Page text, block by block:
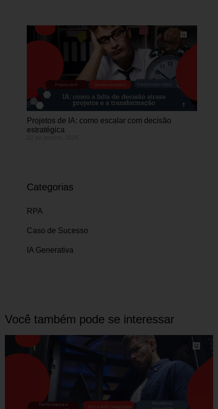
Projetos de IA: como escalar com decisão
estratégica
Categorias
RPA
Caso de Sucesso
IA Generativa
Você também pode se interessar